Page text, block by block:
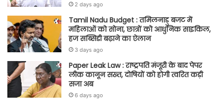
2 days ago
Tamil Nadu Budget : तमिलनाडु बजट में
महिलाओं को सोना, छात्रों को आधुनिक साइकिल,
हज सब्सिडी बढ़ाने का ऐलान
3 days ago
Paper Leak Law : राष्ट्रपति मंजूरी के बाद पेपर
लीक कानून सख्त, दोषियों को होगी त्वरित कड़ी
सजा अब
6 days ago